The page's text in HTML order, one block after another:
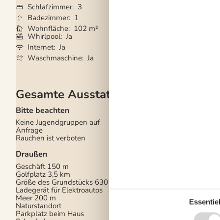
Schlafzimmer 3
Badezimmer 1
Wohnfläche 102 m²
Whirlpool Ja
Internet Ja
Waschmaschine Ja
Gesamte Ausstattung
Bitte beachten
Keine Jugendgruppen auf
Anfrage
Rauchen ist verboten
Draußen
Geschäft 150 m
Golfplatz 3,5 km
Größe des Grundstücks 630 m²
Ladegerät für Elektroautos
Meer 200 m
Naturstandort
Parkplatz beim Haus
Anzahl der Fernseher
1
Herunterladen 200
200